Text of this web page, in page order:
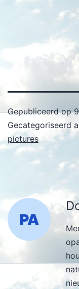
Gepubliceerd op
Gecategoriseerd
pictures